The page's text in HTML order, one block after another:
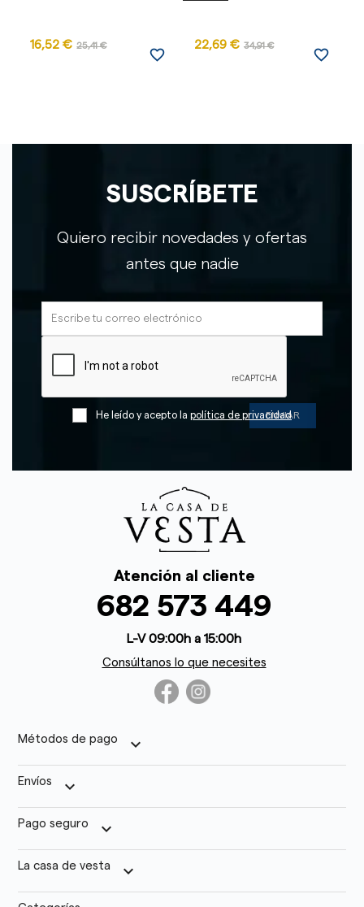
16,52 € 25,41 €
favorite_border
22,69 € 34,91 €
favorite_border
SUSCRÍBETE
Quiero recibir novedades y ofertas
antes que nadie
He leído y acepto la política de privacidad
Atención al cliente
682 573 449
L-V 09:00h a 15:00h
Consúltanos lo que necesites
Métodos de pago keyboard_arrow_down
Envíos keyboard_arrow_down
Pago seguro keyboard_arrow_down
La casa de vesta keyboard_arrow_down